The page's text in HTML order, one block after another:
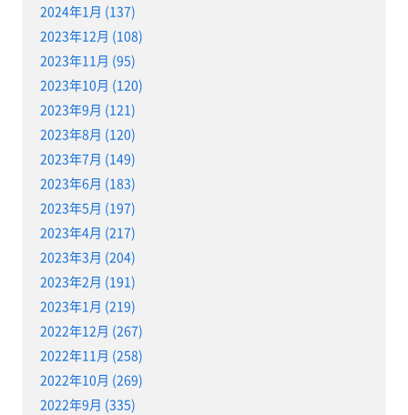
2024年1月 (137)
2023年12月 (108)
2023年11月 (95)
2023年10月 (120)
2023年9月 (121)
2023年8月 (120)
2023年7月 (149)
2023年6月 (183)
2023年5月 (197)
2023年4月 (217)
2023年3月 (204)
2023年2月 (191)
2023年1月 (219)
2022年12月 (267)
2022年11月 (258)
2022年10月 (269)
2022年9月 (335)